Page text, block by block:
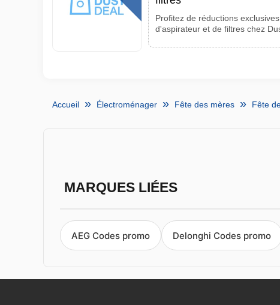
Profitez de réductions
d'aspirateur et de filtres chez
Accueil Électroménager Fête des mères Fête
MARQUES LIÉES
AEG Codes promo Delonghi Codes promo